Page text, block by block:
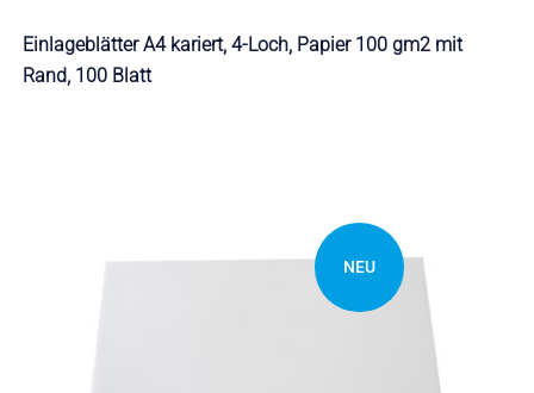
Einlageblätter A4 kariert, 4-Loch, Papier 100 gm2 mit
Rand, 100 Blatt
NEU